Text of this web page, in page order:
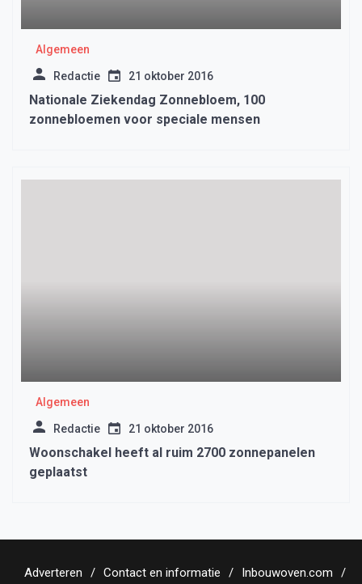
Algemeen
Redactie 21 oktober 2016
Nationale Ziekendag Zonnebloem, 100
zonnebloemen voor speciale mensen
Algemeen
Redactie 21 oktober 2016
Woonschakel heeft al ruim 2700 zonnepanelen
geplaatst
Adverteren Contact en informatie Inbouwoven.com